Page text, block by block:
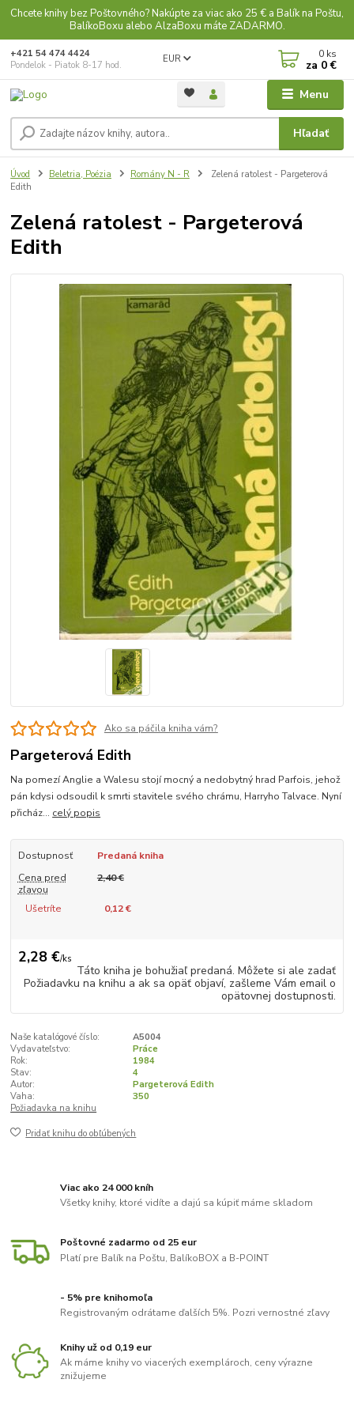
Chcete knihy bez Poštovného? Nakúpte za viac ako 25 € a Balík na Poštu,
BalíkoBoxu alebo AlzaBoxu máte ZADARMO.
Menu
EUR
Hľadať
+421 54 474 4424
Pondelok - Piatok 8-17 hod.
0 ks
za 0 €
Úvod Beletria, Poézia Romány N - R
Zelená ratolest - Pargeterová
Edith
Zelená ratolest - Pargeterová
Edith
Ako sa páčila kniha vám?
Pargeterová Edith
Na pomezí Anglie a Walesu stojí mocný a nedobytný hrad Parfois, jehož
pán kdysi odsoudil k smrti stavitele svého chrámu, Harryho Talvace. Nyní
přicház... celý popis
Dostupnosť
Predaná kniha
Cena pred
zľavou
2,40 €
Ušetríte 0,12 €
2,28 €/ks
Táto kniha je bohužiaľ predaná. Môžete si ale zadať
Požiadavku na knihu a ak sa opäť objaví, zašleme Vám email o
opätovnej dostupnosti.
Naše katalógové číslo:
A5004
Vydavateľstvo:
Práce
Rok:
1984
Stav:
4
Autor:
Pargeterová Edith
Vaha:
350
Požiadavka na knihu
Pridať knihu do obľúbených
Viac ako 24 000 kníh
Všetky knihy, ktoré vidíte a dajú sa kúpiť máme skladom
Poštovné zadarmo od 25 eur
Platí pre Balík na Poštu, BalíkoBOX a B-POINT
- 5% pre knihomoľa
Registrovaným odrátame ďalších 5%. Pozri vernostné zľavy
Knihy už od 0,19 eur
Ak máme knihy vo viacerých exemplároch, ceny výrazne
znižujeme